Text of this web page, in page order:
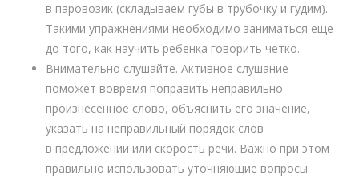
в паровозик (складываем губы в трубочку и гудим).
Такими упражнениями необходимо заниматься еще
до того, как научить ребенка говорить четко.
Внимательно слушайте. Активное слушание
поможет вовремя поправить неправильно
произнесенное слово, объяснить его значение,
указать на неправильный порядок слов
в предложении или скорость речи. Важно при этом
правильно использовать уточняющие вопросы.